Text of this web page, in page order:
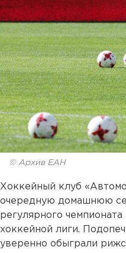
© Архив ЕАН
Хоккейный клуб
очередную домашнюю
регулярного
хоккейной лиги.
уверенно обыграли